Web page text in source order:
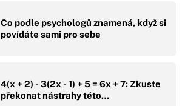
Co podle psychologů znamená, když si
povídáte sami pro sebe
4(x + 2) - 3(2x - 1) + 5 = 6x + 7: Zkuste
překonat nástrahy této…